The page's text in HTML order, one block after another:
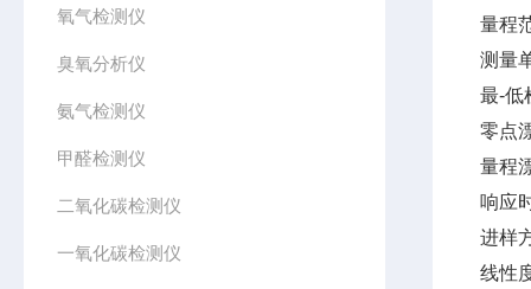
氧气检测仪
臭氧分析仪
氨气检测仪
甲醛检测仪
二氧化碳检测仪
一氧化碳检测仪
量程
测量
最-低
零点
量程
响应
进样
线性